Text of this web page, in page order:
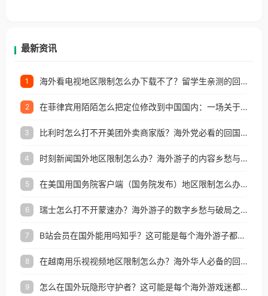
最新资讯
1 海外看电视地区限制怎么办下载不了？留学生亲测的回国加速方案（附2026世界杯观赛技巧）
2 在菲律宾用陌陌怎么把定位修改到中国国内：一场关于归属感与连接的探索
3 比利时怎么打不开美团外卖商家版？海外党必看的回国加速全攻略
4 时刻新闻国外地区限制怎么办？海外游子的内容乡愁与破局之路
5 在美国用国务院客户端（国务院发布）地区限制怎么办？3步解决海外看国内内容难题
6 瑞士怎么打不开蒙速办？海外游子的数字乡愁与破局之路
7 B站会员在国外能用吗知乎？这可能是每个海外游子都问过的问题
8 在越南用乐视视频地区限制怎么办？海外华人必备的回国加速攻略
9 怎么在国外玩隐形守护者？这可能是每个海外游戏迷都问过的问题